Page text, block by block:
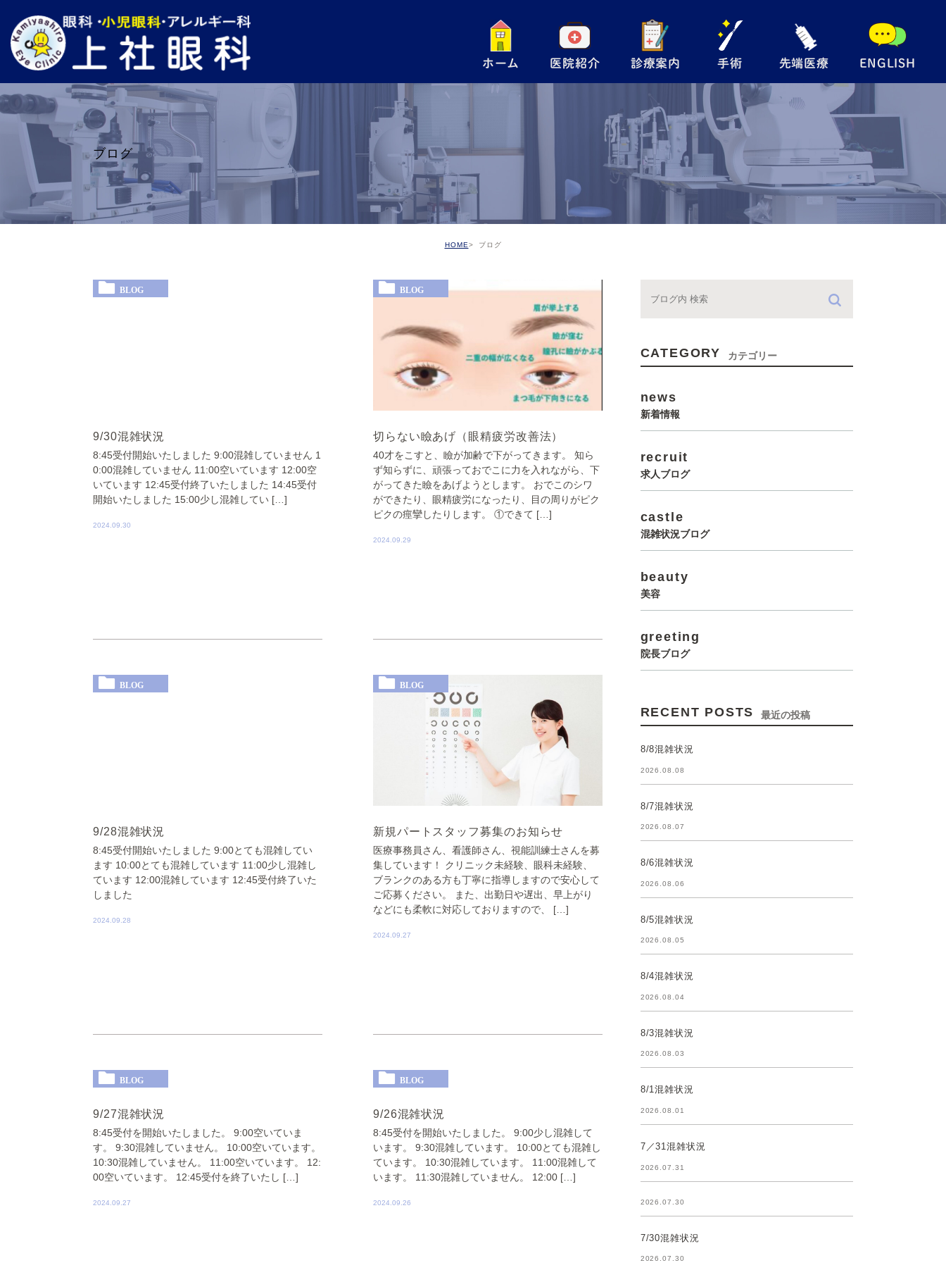
ホーム 医院紹介 診療案内
小児眼科
手術
アレルギー検査
予防接種
手術
手術内容について
翼状片手術
眼瞼下垂手術
硝子体注射
緑内障レーザー
（SLT）
先端医療
自由診療
メディカルサプリ
ENGLISH
ブログ
HOME ブログ
BLOG
9/30混雑状況
8:45受付開始いたしました 9:00混雑していません 1
0:00混雑していません 11:00空いています 12:00空
いています 12:45受付終了いたしました 14:45受付
開始いたしました 15:00少し混雑してい […]
2024.09.30
BLOG
切らない瞼あげ（眼精疲労改善法）
40才をこすと、瞼が加齢で下がってきます。 知ら
ず知らずに、頑張っておでこに力を入れながら、下
がってきた瞼をあげようとします。 おでこのシワ
ができたり、眼精疲労になったり、目の周りがピク
ピクの痙攣したりします。 ①できて […]
2024.09.29
BLOG
9/28混雑状況
8:45受付開始いたしました 9:00とても混雑してい
ます 10:00とても混雑しています 11:00少し混雑し
ています 12:00混雑しています 12:45受付終了いた
しました
2024.09.28
BLOG
新規パートスタッフ募集のお知らせ
医療事務員さん、看護師さん、視能訓練士さんを募
集しています！ クリニック未経験、眼科未経験、
ブランクのある方も丁寧に指導しますので安心して
ご応募ください。 また、出勤日や遅出、早上がり
などにも柔軟に対応しておりますので、 […]
2024.09.27
BLOG
9/27混雑状況
8:45受付を開始いたしました。 9:00空いていま
す。 9:30混雑していません。 10:00空いています。
10:30混雑していません。 11:00空いています。 12:
00空いています。 12:45受付を終了いたし […]
2024.09.27
BLOG
9/26混雑状況
8:45受付を開始いたしました。 9:00少し混雑して
います。 9:30混雑しています。 10:00とても混雑し
ています。 10:30混雑しています。 11:00混雑して
います。 11:30混雑していません。 12:00 […]
2024.09.26
CATEGORY カテゴリー
news
新着情報
recruit
求人ブログ
castle
混雑状況ブログ
beauty
美容
greeting
院長ブログ
RECENT POSTS 最近の投稿
8/8混雑状況
2026.08.08
8/7混雑状況
2026.08.07
8/6混雑状況
2026.08.06
8/5混雑状況
2026.08.05
8/4混雑状況
2026.08.04
8/3混雑状況
2026.08.03
8/1混雑状況
2026.08.01
7／31混雑状況
2026.07.31
2026.07.30
7/30混雑状況
2026.07.30